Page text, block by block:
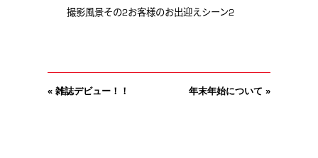
撮影風景その2お客様のお出迎えシーン2
«雑誌デビュー！！ 年末年始について »